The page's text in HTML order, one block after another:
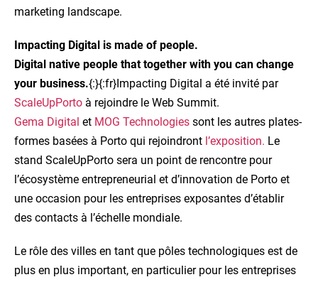
marketing landscape.
Impacting Digital is made of people.
Digital native people that together with you can change
your business.{:}{:fr}Impacting Digital a été invité par
ScaleUpPorto à rejoindre le Web Summit.
Gema Digital et MOG Technologies sont les autres plates-
formes basées à Porto qui rejoindront l’exposition. Le
stand ScaleUpPorto sera un point de rencontre pour
l’écosystème entrepreneurial et d’innovation de Porto et
une occasion pour les entreprises exposantes d’établir
des contacts à l’échelle mondiale.
Le rôle des villes en tant que pôles technologiques est de
plus en plus important, en particulier pour les entreprises